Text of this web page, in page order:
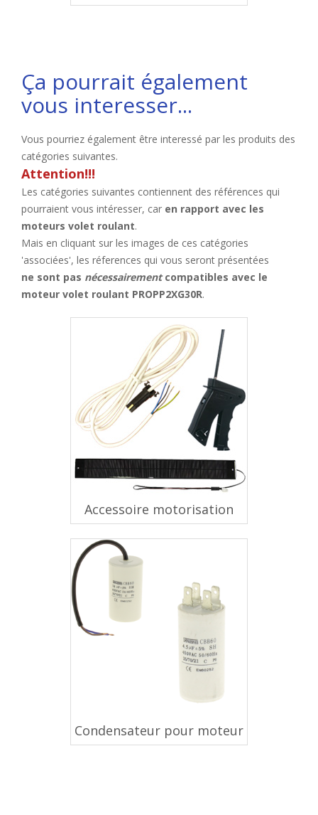
Ça pourrait également
vous interesser...
Vous pourriez également être interessé par les produits des
catégories suivantes.
Attention!!!
Les catégories suivantes contiennent des références qui
pourraient vous intéresser, car en rapport avec les
moteurs volet roulant.
Mais en cliquant sur les images de ces catégories
'associées', les réferences qui vous seront présentées
ne sont pas nécessairementcompatibles avec le
moteur volet roulant PROPP2XG30R.
Accessoire motorisation
Condensateur pour moteur